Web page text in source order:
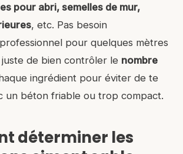
pour abri, semelles de mur,
, etc. Pas besoin
pour quelques mètres
de bien contrôler le nombre
ingrédient pour éviter de te
un béton friable ou trop compact.
déterminer les